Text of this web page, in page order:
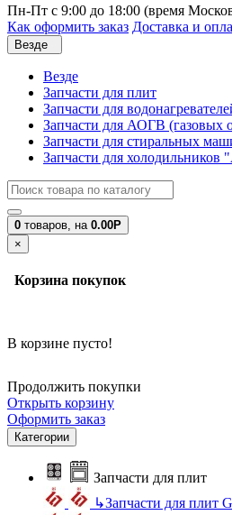
Пн-Пт с 9:00 до 18:00 (время
Как оформить заказ Доставка и
Везде
Везде
Запчасти для плит
Запчасти для
Запчасти для АОГВ (газовых
Запчасти для стиральных
Запчасти для
0 товаров, на 0.00Р
×
Корзина покупок
В корзине пусто!
Продолжить покупки
Открыть корзину
Оформить заказ
Категории
Запчасти для плит
↳Запчасти для плит